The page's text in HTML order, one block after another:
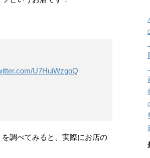
U7HuiWzgoQ
調べてみると、実際にお店の